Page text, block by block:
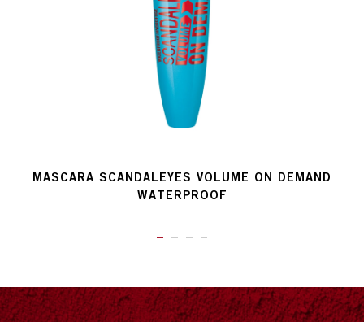
MASCARA SCANDALEYES VOLUME ON DEMAND
WATERPROOF